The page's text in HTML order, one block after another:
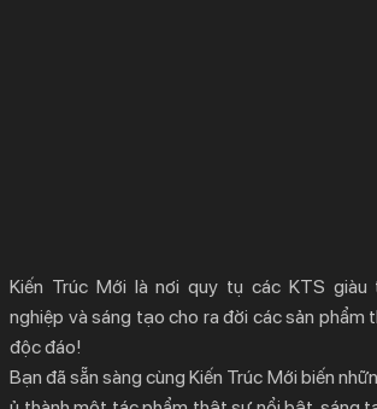
Kiến Trúc Mới là nơi quy tụ các KTS giàu
nghiệp và sáng tạo cho ra đời các sản phẩm
độc đáo!
Bạn đã sẵn sàng cùng Kiến Trúc Mới biến